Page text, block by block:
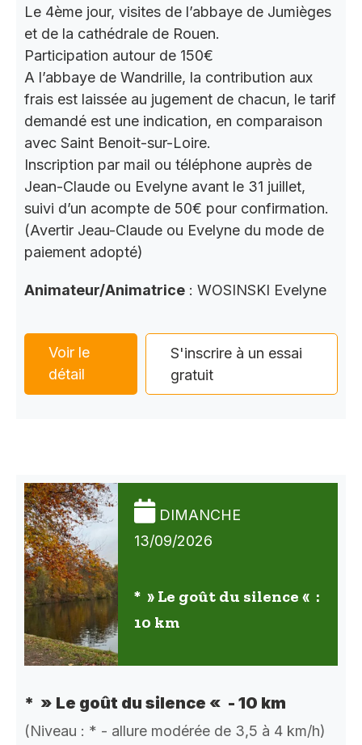
Le 4ème jour, visites de l’abbaye de Jumièges
et de la cathédrale de Rouen.
Participation autour de 150€
A l’abbaye de Wandrille, la contribution aux
frais est laissée au jugement de chacun, le tarif
demandé est une indication, en comparaison
avec Saint Benoit-sur-Loire.
Inscription par mail ou téléphone auprès de
Jean-Claude ou Evelyne avant le 31 juillet,
suivi d’un acompte de 50€ pour confirmation.
(Avertir Jeau-Claude ou Evelyne du mode de
paiement adopté)
Animateur/Animatrice : WOSINSKI Evelyne
Voir le
détail
S'inscrire à un essai
gratuit
DIMANCHE
13/09/2026
* » Le goût du silence « :
10 km
* » Le goût du silence « - 10 km
(Niveau : * - allure modérée de 3,5 à 4 km/h)